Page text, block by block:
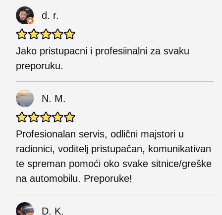
d. r.
Jako pristupacni i profesiinalni za svaku
preporuku.
N. M.
Profesionalan servis, odlični majstori u
radionici, voditelj pristupačan, komunikativan
te spreman pomoći oko svake sitnice/greške
na automobilu. Preporuke!
D. K.